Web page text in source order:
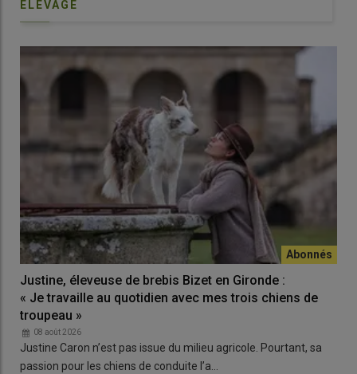
ELEVAGE
Justine, éleveuse de brebis Bizet en Gironde :
« Je travaille au quotidien avec mes trois chiens de
troupeau »
08 août 2026
Justine Caron n’est pas issue du milieu agricole. Pourtant, sa
passion pour les chiens de conduite l’a…